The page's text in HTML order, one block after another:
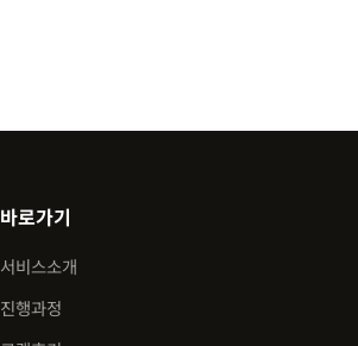
바로가기
서비스소개
진행과정